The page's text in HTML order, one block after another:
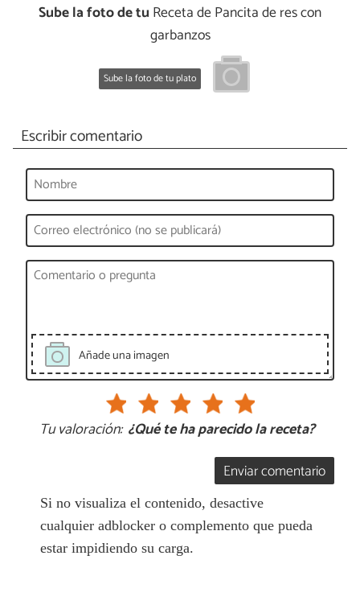
Sube la foto de tu Receta de Pancita de res con
garbanzos
Sube la foto de tu plato
Escribir comentario
Añade una imagen
Tu valoración: ¿Qué te ha parecido la receta?
Enviar comentario
Si no visualiza el contenido, desactive
cualquier adblocker o complemento que pueda
estar impidiendo su carga.